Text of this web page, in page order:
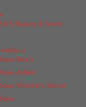
Beauty & Scent
Bea's
4х5ml
Victoria's Secret